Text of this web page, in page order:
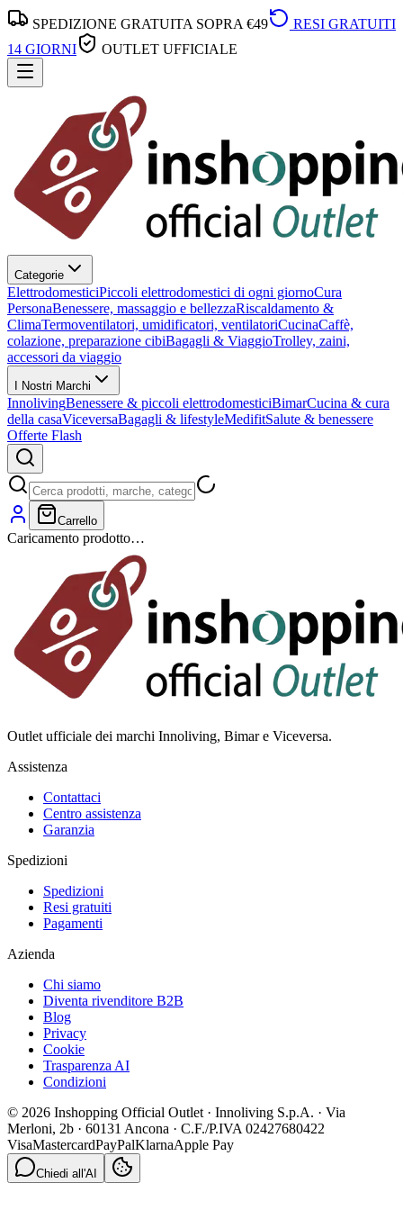
SPEDIZIONE GRATUITA SOPRA €49
RESI GRATUITI
14 GIORNI
OUTLET UFFICIALE
Categorie
ElettrodomesticiPiccoli elettrodomestici di ogni giornoCura
PersonaBenessere, massaggio e bellezzaRiscaldamento &
ClimaTermoventilatori, umidificatori, ventilatoriCucinaCaffè,
colazione, preparazione cibiBagagli & ViaggioTrolley, zaini,
accessori da viaggio
I Nostri Marchi
InnolivingBenessere & piccoli elettrodomesticiBimarCucina & cura
della casaViceversaBagagli & lifestyleMedifitSalute & benessere
Offerte Flash
Carrello
Caricamento prodotto…
Outlet ufficiale dei marchi Innoliving, Bimar e Viceversa.
Assistenza
Contattaci
Centro assistenza
Garanzia
Spedizioni
Spedizioni
Resi gratuiti
Pagamenti
Azienda
Chi siamo
Diventa rivenditore B2B
Blog
Privacy
Cookie
Trasparenza AI
Condizioni
© 2026 Inshopping Official Outlet · Innoliving S.p.A. · Via
Merloni, 2b · 60131 Ancona · C.F./P.IVA 02427680422
VisaMastercardPayPalKlarnaApple Pay
Chiedi all'AI